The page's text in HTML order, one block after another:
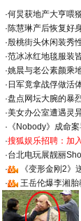
·何炅获地产大亨喂
·陈慧琳产后恢复好
·殷桃街头休闲装秀
·范冰冰红地毯服装
·姚晨与老公素颜乘
· 日军竟拿战俘做活
·盘点网坛大腕的暴
·美女办公室遭遇灵
· 《Nobody》成命
·搜狐娱乐招聘：加
·台北电玩展靓丽
·
《变形金刚2》
·
王岳伦爆李湘胎